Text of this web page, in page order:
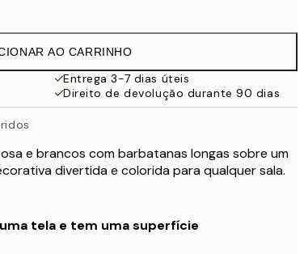
AO CARRINHO
Entrega 3-7 dias úteis
Direito de devolução durante 90 dias
e brancos com barbatanas longas sobre um
divertida e colorida para qualquer sala.
tela e tem uma superfície